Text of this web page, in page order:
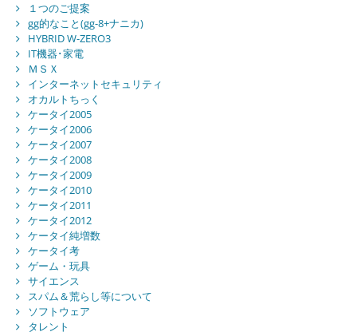
１つのご提案
gg的なこと(gg-8+ナニカ)
HYBRID W-ZERO3
IT機器･家電
ＭＳＸ
インターネットセキュリティ
オカルトちっく
ケータイ2005
ケータイ2006
ケータイ2007
ケータイ2008
ケータイ2009
ケータイ2010
ケータイ2011
ケータイ2012
ケータイ純増数
ケータイ考
ゲーム・玩具
サイエンス
スパム＆荒らし等について
ソフトウェア
タレント